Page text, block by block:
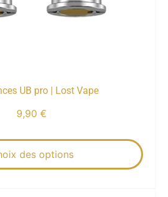
UB pro | Lost Vape
9,90 €
des options